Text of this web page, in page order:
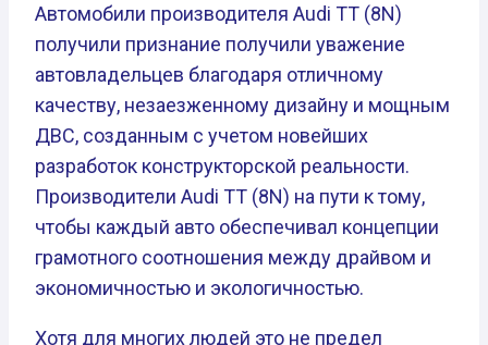
Автомобили производителя Audi TT (8N)
получили признание получили уважение
автовладельцев благодаря отличному
качеству, незаезженному дизайну и мощным
ДВС, созданным с учетом новейших
разработок конструкторской реальности.
Производители Audi TT (8N) на пути к тому,
чтобы каждый авто обеспечивал концепции
грамотного соотношения между драйвом и
экономичностью и экологичностью.
Хотя для многих людей это не предел